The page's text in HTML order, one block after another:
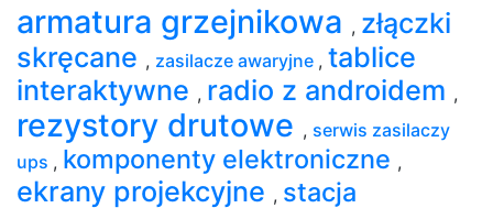
armatura grzejnikowa , złączki
skręcane , zasilacze awaryjne , tablice
interaktywne , radio z androidem ,
rezystory drutowe , serwis zasilaczy
ups , komponenty elektroniczne ,
ekrany projekcyjne , stacja